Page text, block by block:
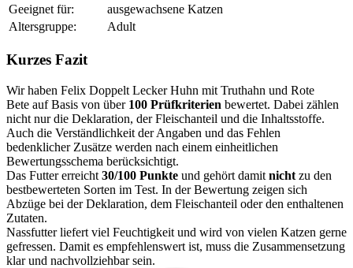
Geeignet für:
ausgewachsene Katzen
Altersgruppe:
Adult
Kurzes Fazit
Wir haben Felix Doppelt Lecker Huhn mit Truthahn und Rote
Bete auf Basis von über 100 Prüfkriterien bewertet. Dabei zählen
nicht nur die Deklaration, der Fleischanteil und die Inhaltsstoffe.
Auch die Verständlichkeit der Angaben und das Fehlen
bedenklicher Zusätze werden nach einem einheitlichen
Bewertungsschema berücksichtigt.
Das Futter erreicht 30/100 Punkte und gehört damit nicht zu den
bestbewerteten Sorten im Test. In der Bewertung zeigen sich
Abzüge bei der Deklaration, dem Fleischanteil oder den enthaltenen
Zutaten.
Nassfutter liefert viel Feuchtigkeit und wird von vielen Katzen gerne
gefressen. Damit es empfehlenswert ist, muss die Zusammensetzung
klar und nachvollziehbar sein.